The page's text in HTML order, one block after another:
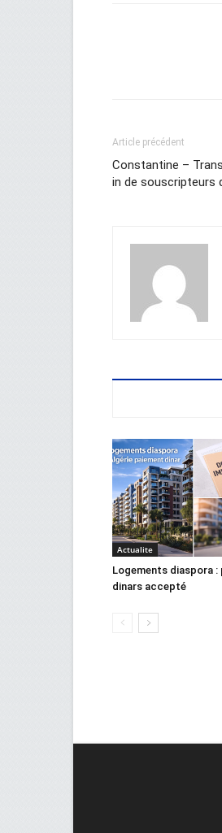
Article précédent
Constantine –
in de souscripteurs
Actualite
Logements diaspora :
dinars accepté